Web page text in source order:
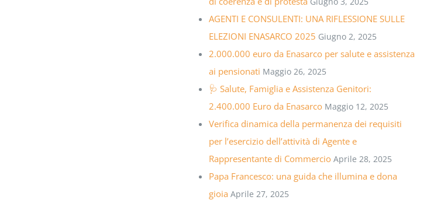
AGENTI E CONSULENTI: UNA RIFLESSIONE SULLE
ELEZIONI ENASARCO 2025 Giugno 2, 2025
2.000.000 euro da Enasarco per salute e assistenza
ai pensionati Maggio 26, 2025
🩺 Salute, Famiglia e Assistenza Genitori:
2.400.000 Euro da Enasarco Maggio 12, 2025
Verifica dinamica della permanenza dei requisiti
per l’esercizio dell’attività di Agente e
Rappresentante di Commercio Aprile 28, 2025
Papa Francesco: una guida che illumina e dona
gioia Aprile 27, 2025